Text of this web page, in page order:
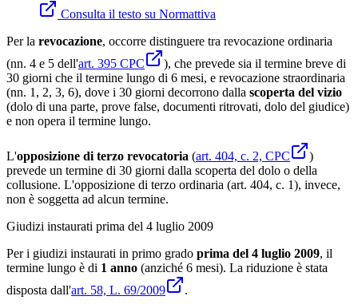
Consulta il testo su Normattiva
Per la revocazione, occorre distinguere tra revocazione ordinaria
(nn. 4 e 5 dell'art. 395 CPC
), che prevede sia il termine breve di
30 giorni che il termine lungo di 6 mesi, e revocazione straordinaria
(nn. 1, 2, 3, 6), dove i 30 giorni decorrono dalla scoperta del vizio
(dolo di una parte, prove false, documenti ritrovati, dolo del giudice)
e non opera il termine lungo.
L'opposizione di terzo revocatoria (art. 404, c. 2, CPC
)
prevede un termine di 30 giorni dalla scoperta del dolo o della
collusione. L'opposizione di terzo ordinaria (art. 404, c. 1), invece,
non è soggetta ad alcun termine.
Giudizi instaurati prima del 4 luglio 2009
Per i giudizi instaurati in primo grado prima del 4 luglio 2009, il
termine lungo è di 1 anno (anziché 6 mesi). La riduzione è stata
disposta dall'art. 58, L. 69/2009 .